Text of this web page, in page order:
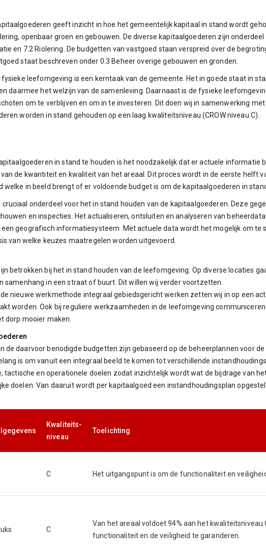
geeft inzicht in hoe het gemeentelijk kapitaal in stand wordt
openbaar groen en gebouwen. De diverse kapitaalgoederen zijn
en 7.2 Riolering. De budgetten van vastgoed staan verspreid over de
staat beschreven onder 0.3 Beheer overige gebouwen en gronden.
fysieke leefomgeving is een kerntaak van de gemeente. Het in goede staat in
daarmee het welzijn van de samenleving. Daarnaast is de fysieke
om te verblijven en om in te investeren. Dit doen wij in samenwerking
worden in stand gehouden op een laag kwaliteitsniveau (CROW niveau C).
in stand te houden is het noodzakelijk dat er actuele informatie
de kwantiteit en kwaliteit van het areaal. Dit proces wordt in de eerste helft
welke in beeld brengt of er voldoende budget is om de kapitaalgoederen in
onderdeel voor het in stand houden van de kapitaalgoederen. Deze
en inspecties. Het actualiseren, ontsluiten en analyseren van
geografisch informatiesysteem. Met actuele data wordt het mogelijk om te
van welke keuzes maatregelen worden uitgevoerd.
betrokken bij het in stand houden van de leefomgeving. Op diverse locaties
samenhang in een straat of buurt. Dit willen wij verder voortzetten.
nieuwe werkmethode integraal gebiedsgericht werken zetten wij in op een
worden. Ook bij reguliere werkzaamheden in de leefomgeving
dorp mooier maken.
de daarvoor benodigde budgetten zijn gebaseerd op de beheerplannen voor
is om vanuit een integraal beeld te komen tot verschillende
tactische en operationele doelen zodat inzichtelijk wordt wat de bijdrage van
doelen. Van daaruit wordt per kapitaalgoed een instandhoudingsplan
Kwaliteits-
niveau
Toelichting
C Het uitgangspunt is om de functionaliteit en
C
Van het areaal voldoet 94% aan het
functionaliteit en de veiligheid te garanderen.